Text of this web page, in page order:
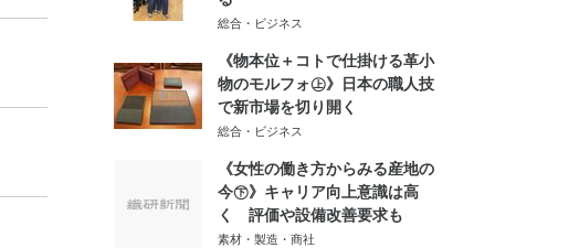
総合・ビジネス
《物本位＋コトで仕掛ける革小
物のモルフォ㊤》日本の職人技
で新市場を切り開く
総合・ビジネス
《女性の働き方からみる産地の
今㊦》キャリア向上意識は高
く 評価や設備改善要求も
素材・製造・商社